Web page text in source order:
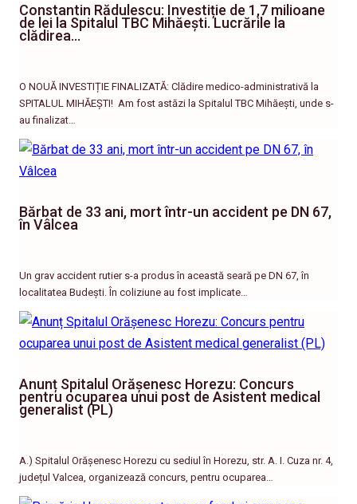
Constantin Rădulescu: Investiție de 1,7 milioane
de lei la Spitalul TBC Mihăești. Lucrările la
clădirea…
O NOUĂ INVESTIȚIE FINALIZATĂ: Clădire medico-administrativă la
SPITALUL MIHĂEȘTI! ​ Am fost astăzi la Spitalul TBC Mihăești, unde s-
au finalizat…
Bărbat de 33 ani, mort într-un accident pe DN 67,
în Vâlcea
Un grav accident rutier s-a produs în această seară pe DN 67, în
localitatea Budești. În coliziune au fost implicate…
Anunț Spitalul Orășenesc Horezu: Concurs
pentru ocuparea unui post de Asistent medical
generalist (PL)
A.) Spitalul Orășenesc Horezu cu sediul în Horezu, str. A. I. Cuza nr. 4,
județul Valcea, organizează concurs, pentru ocuparea…